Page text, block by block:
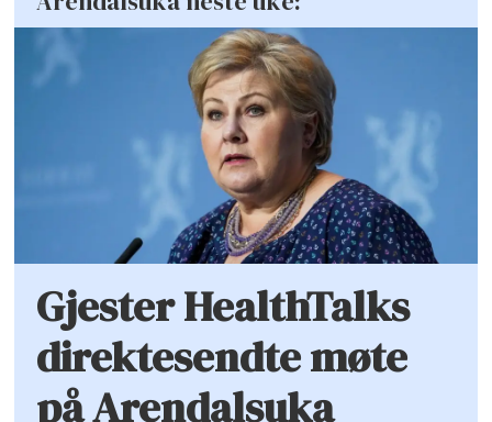
Gjester HealthTalks
direktesendte møte
på Arendalsuka